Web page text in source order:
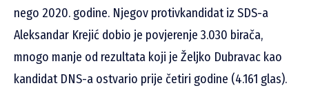
nego 2020. godine. Njegov protivkandidat iz SDS-a
Aleksandar Krejić dobio je povjerenje 3.030 birača,
mnogo manje od rezultata koji je Željko Dubravac kao
kandidat DNS-a ostvario prije četiri godine (4.161 glas).